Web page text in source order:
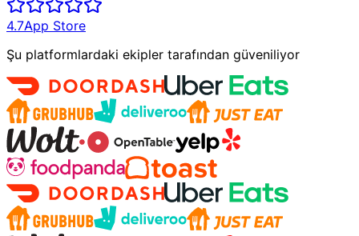
4.7App Store
Şu platformlardaki ekipler tarafından güveniliyor